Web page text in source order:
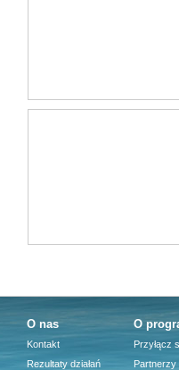
O nas
Kontakt
Rezultaty działań
O
Przyłącz
Partnerzy